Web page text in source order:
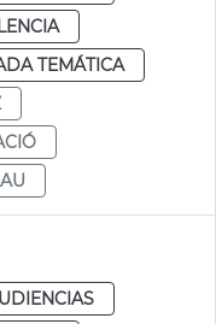
TEMÁTICA